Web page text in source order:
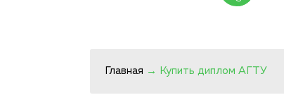
Главная → Купить диплом АГТУ